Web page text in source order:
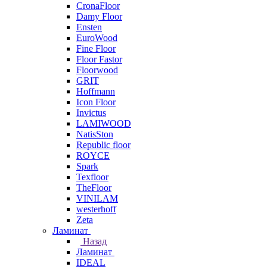
CronaFloor
Damy Floor
Ensten
EuroWood
Fine Floor
Floor Fastor
Floorwood
GRIT
Hoffmann
Icon Floor
Invictus
LAMIWOOD
NatisSton
Republic floor
ROYCE
Spark
Texfloor
TheFloor
VINILAM
westerhoff
Zeta
Ламинат
Назад
Ламинат
IDEAL